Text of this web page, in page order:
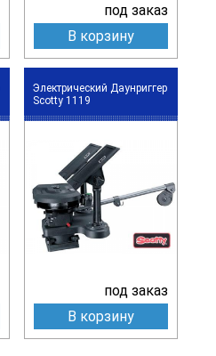
под заказ
В корзину
Электрический Даунриггер
Scotty 1119
под заказ
В корзину